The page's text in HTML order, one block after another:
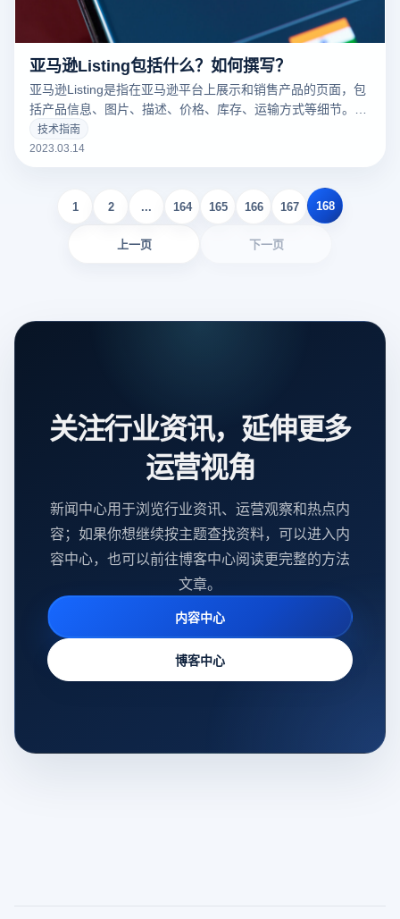
亚马逊Listing包括什么？如何撰写？
亚马逊Listing是指在亚马逊平台上展示和销售产品的页面，包
括产品信息、图片、描述、价格、库存、运输方式等细节。一
个好的亚马逊Listing可以吸引更多的潜在买家，增加销量。以
下云登录指纹浏览器关于亚马逊Listing包括什么？如何撰写？
技术指南
2023.03.14
上一页
1 2 ... 164 165 166 167 168
下一页
关注行业资讯，延伸更多
运营视角
新闻中心用于浏览行业资讯、运营观察和热点内
容；如果你想继续按主题查找资料，可以进入内
容中心，也可以前往博客中心阅读更完整的方法
文章。
内容中心
博客中心